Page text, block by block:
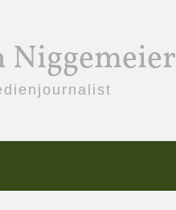
Niggemeier